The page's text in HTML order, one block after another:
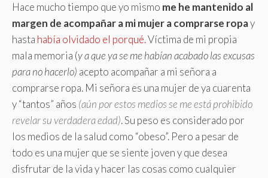
Hace mucho tiempo que yo mismo me he mantenido al
margen de acompañar a mi mujer a comprarse ropay
hasta había olvidado el porqué.Víctima de mi propia
mala memoria (y a que ya se me habían acabado las excusas
para no hacerlo) acepto acompañar a mi señora a
comprarse ropa. Mi señora es una mujer de ya cuarenta
y “tantos” años (aún por estos medios se me está prohibido
revelar su verdadera edad). Su peso es considerado por
los medios de la salud como “obeso”. Pero a pesar de
todo es una mujer que se siente joven y que desea
disfrutar de la vida y hacer las cosas como cualquier